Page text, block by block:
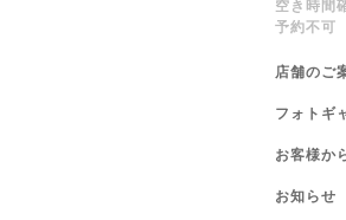
空き時間
予約不可
店舗のご
フォトギ
お客様か
お知らせ